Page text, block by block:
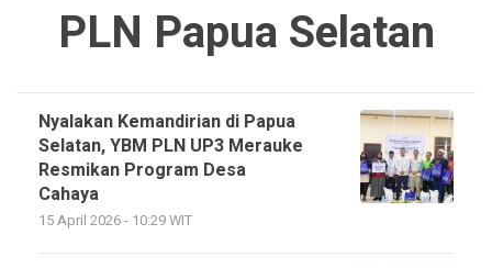
PLN Papua Selatan
Nyalakan Kemandirian di Papua
Selatan, YBM PLN UP3 Merauke
Resmikan Program Desa
Cahaya
15 April 2026 - 10:29 WIT